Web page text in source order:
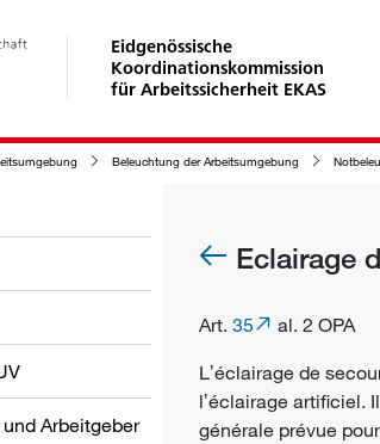
Eidgenössische
Koordinationskommission
für Arbeitssicherheit EKAS
Beleuchtung der Arbeitsumgebung
Arbeitgeber
Eclairage
Art. 35
al. 2 OPA
Lʼéclairage de
lʼéclairage artificiel.
générale prévue